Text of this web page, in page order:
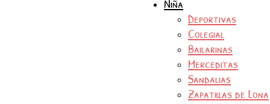
Deportivas
Colegial
Bailarinas
Merceditas
Sandalias
Zapatillas de Lona